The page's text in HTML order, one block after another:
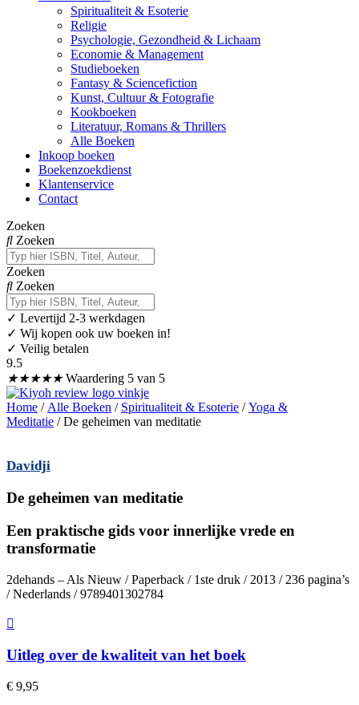
Spiritualiteit & Esoterie
Religie
Psychologie, Gezondheid & Lichaam
Economie & Management
Studieboeken
Fantasy & Sciencefiction
Kunst, Cultuur & Fotografie
Kookboeken
Literatuur, Romans & Thrillers
Alle Boeken
Inkoop boeken
Boekenzoekdienst
Klantenservice
Contact
Zoeken
Zoeken
Zoeken
Zoeken
✓ Levertijd 2-3 werkdagen
✓ Wij kopen ook uw boeken in!
✓ Veilig betalen
9.5
★★★★★ Waardering 5 van 5
Home / Alle Boeken / Spiritualiteit & Esoterie /Yoga &
Meditatie / De geheimen van meditatie
Davidji
De geheimen van meditatie
Een praktische gids voor innerlijke vrede en
transformatie
2dehands – Als Nieuw / Paperback / 1ste druk / 2013 / 236 pagina’s
/ Nederlands / 9789401302784
Uitleg over de kwaliteit van het boek
€ 9,95